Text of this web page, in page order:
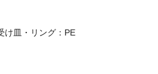
皿・リング：PE